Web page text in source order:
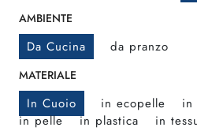
AMBIENTE
Da Cucina da pranzo
MATERIALE
In Cuoio in ecopelle in
in pelle
in plastica in